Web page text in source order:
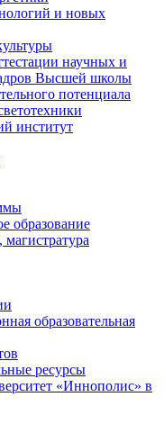
и новых
научных и
Высшей школы
потенциала
институт
образование
магистратура
образовательная
ресурсы
«Иннополис» в